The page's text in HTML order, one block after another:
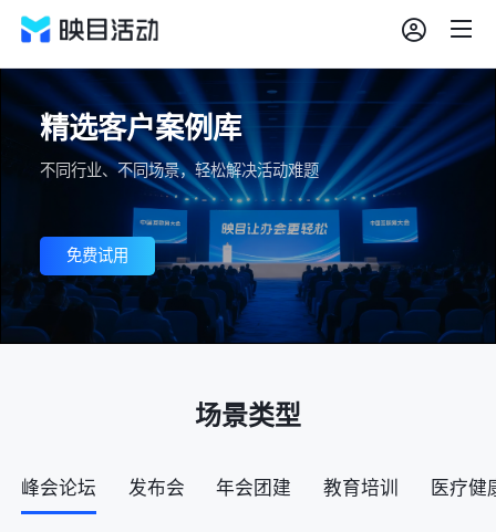
精选客户案例库
不同行业、不同场景，轻松解决活动难题
免费试用
场景类型
峰会论坛 发布会 年会团建 教育培训 医疗健